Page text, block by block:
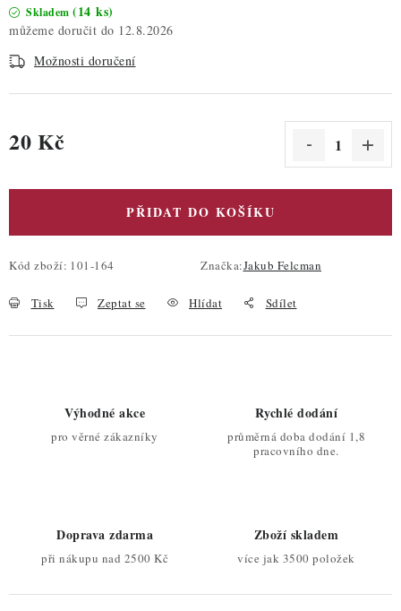
Skladem (14 ks)
12.8.2026
Možnosti doručení
20 Kč
PŘIDAT DO KOŠÍKU
Kód zboží: 101-164 Značka:Jakub Felcman
Tisk Zeptat se Hlídat Sdílet
Výhodné akce
pro věrné zákazníky
Rychlé dodání
průměrná doba dodání 1,8
pracovního dne.
Doprava zdarma
při nákupu nad 2500 Kč
Zboží skladem
více jak 3500 položek